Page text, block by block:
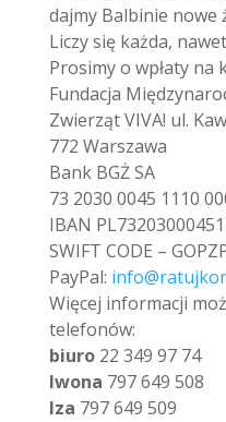
dajmy Balbinie nowe
Liczy się każda,
Prosimy o wpłaty na
Fundacja
Zwierząt VIVA! ul.
772 Warszawa
Bank BGŻ SA
73 2030 0045 1110
IBAN
SWIFT CODE –
PayPal:
Więcej informacji
telefonów:
biuro 22 349 97 74
Iwona 797 649 508
Iza 797 649 509